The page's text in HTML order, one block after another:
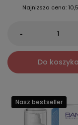
Najniższa cena:
-
Do koszyka
Nasz bestseller